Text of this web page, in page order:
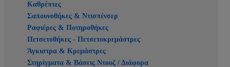
Καθρέπτες
Σαπουνοθήκες & Ντισπένσερ
Ραφιέρες & Ποτηροθήκες
Πετσετοθήκες - Πετσετοκρεμάστρες
Άγκιστρα & Κρεμάστρες
Στηρίγματα & Βάσεις Ντουζ / Διάφορα